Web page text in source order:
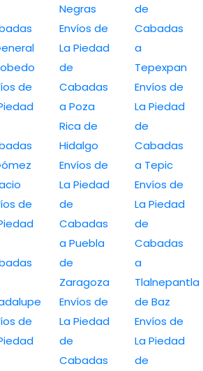
de
de
de
Negras
Envíos de
La Piedad
de
Cabadas
a Poza
Rica de
Hidalgo
Envíos de
La Piedad
de
Cabadas
a Puebla
de
Zaragoza
Envíos de
La Piedad
de
Cabadas
de
Cabadas
a
Tepexpan
Envíos de
La Piedad
de
Cabadas
a Tepic
Envíos de
La Piedad
de
Cabadas
a
Tlalnepantla
de Baz
Envíos de
La Piedad
de